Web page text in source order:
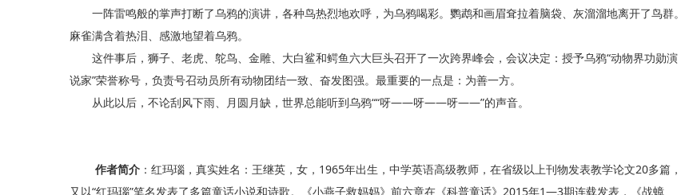
一阵雷鸣般的掌声打断了乌鸦的演讲，各种鸟热烈地欢呼，为乌鸦喝彩。鹦鹉和画眉耷拉着脑袋、灰溜溜地离开了鸟群。
麻雀满含着热泪、感激地望着乌鸦。
这件事后，狮子、老虎、鸵鸟、金雕、大白鲨和鳄鱼六大巨头召开了一次跨界峰会，会议决定：授予乌鸦“动物界功勋演
说家”荣誉称号，负责号召动员所有动物团结一致、奋发图强。最重要的一点是：为善一方。
从此以后，不论刮风下雨、月圆月缺，世界总能听到乌鸦““呀——呀——呀——”的声音。
作者简介 ：红玛瑙，真实姓名：王继英，女，1965年出生，中学英语高级教师，在省级以上刊物发表教学论文20多篇，
又以“红玛瑙”笔名发表了多篇童话小说和诗歌。《小燕子救妈妈》前六章在《科普童话》2015年1—3期连载发表，《战蟑